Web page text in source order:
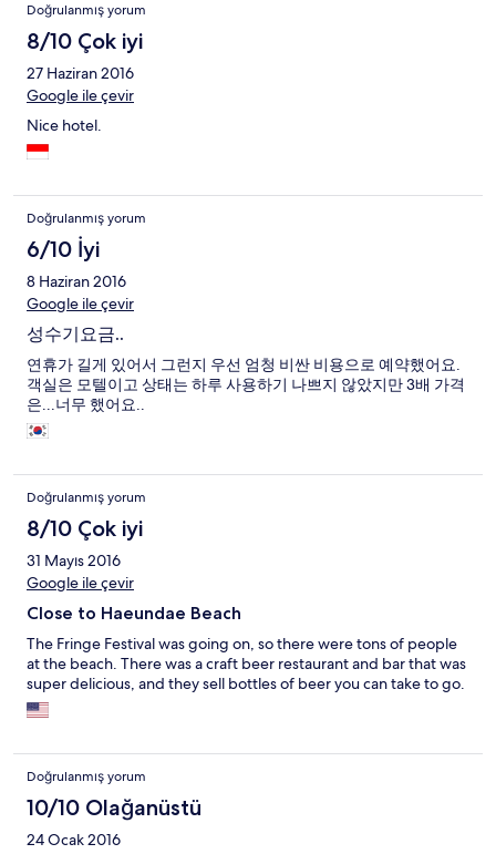
Doğrulanmış yorum
8/10 Çok iyi
27 Haziran 2016
Google ile çevir
Nice hotel.
Doğrulanmış yorum
6/10 İyi
8 Haziran 2016
Google ile çevir
성수기요금..
연휴가 길게 있어서 그런지 우선 엄청 비싼 비용으로 예약했어요.
객실은 모텔이고 상태는 하루 사용하기 나쁘지 않았지만 3배 가격
은...너무 했어요..
Doğrulanmış yorum
8/10 Çok iyi
31 Mayıs 2016
Google ile çevir
Close to Haeundae Beach
The Fringe Festival was going on, so there were tons of people
at the beach. There was a craft beer restaurant and bar that was
super delicious, and they sell bottles of beer you can take to go.
Doğrulanmış yorum
10/10 Olağanüstü
24 Ocak 2016